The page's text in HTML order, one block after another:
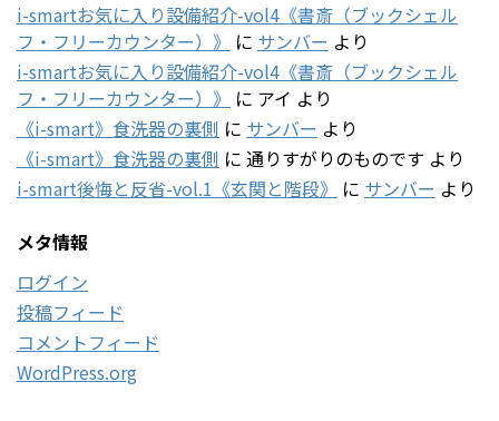
i-smartお気に入り設備紹介-vol4《書斎（ブックシェル
フ・フリーカウンター）》 に サンバー より
i-smartお気に入り設備紹介-vol4《書斎（ブックシェル
フ・フリーカウンター）》 に アイ より
《i-smart》食洗器の裏側 に サンバー より
《i-smart》食洗器の裏側 に 通りすがりのものです より
i-smart後悔と反省-vol.1《玄関と階段》 に サンバー より
メタ情報
ログイン
投稿フィード
コメントフィード
WordPress.org